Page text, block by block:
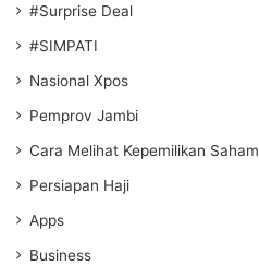
#Surprise Deal
#SIMPATI
Nasional Xpos
Pemprov Jambi
Cara Melihat Kepemilikan Saham
Persiapan Haji
Apps
Business